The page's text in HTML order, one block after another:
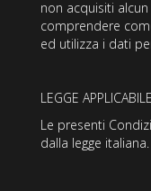
non acquisiti
comprendere
ed utilizza i dati
LEGGE APPLICABILE
Le presenti
dalla legge italiana.